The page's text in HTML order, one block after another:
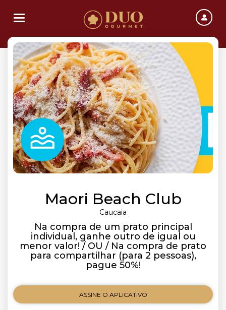
Toggle navigation
Maori Beach Club
Caucaia
Na compra de um prato principal
individual, ganhe outro de igual ou
menor valor! / OU / Na compra de prato
para compartilhar (para 2 pessoas),
pague 50%!
ASSINE O APLICATIVO